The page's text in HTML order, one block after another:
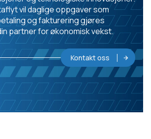
vil daglige oppgaver som
og fakturering gjøres
partner for økonomisk vekst.
Kontakt oss